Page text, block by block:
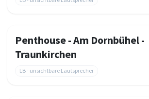
Penthouse - Am Dornbühel -
Traunkirchen
LB - unsichtbare Lautsprecher